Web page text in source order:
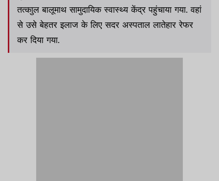
तत्काुल बालूमाथ सामुदायिक स्वास्थ्य केंद्र पहुंचाया गया. वहां
से उसे बेहतर इलाज के लिए सदर अस्पताल लातेहार रेफर
कर दिया गया.